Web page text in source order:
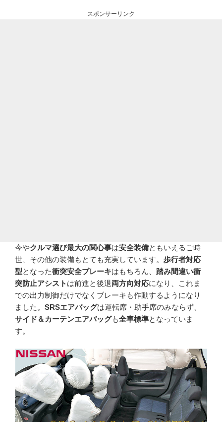
スポンサーリンク
今やクルマ選び最大の関心事は安全装備ともいえるご時
世、その他の装備もとても充実しています。 歩行者対応
型となった衝突安全ブレーキはもちろん、 踏み間違い衝
突防止アシスト は前進と後退両方向対応になり、これま
での出力制御だけでなくブレーキも作動するようになり
ました。 SRSエアバッグは運転席・助手席のみならず、
サイド＆カーテンエアバッグも全車標準となっていま
す。